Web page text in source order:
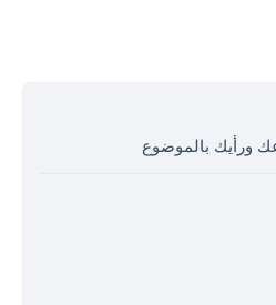
ورأيك بالموضوع